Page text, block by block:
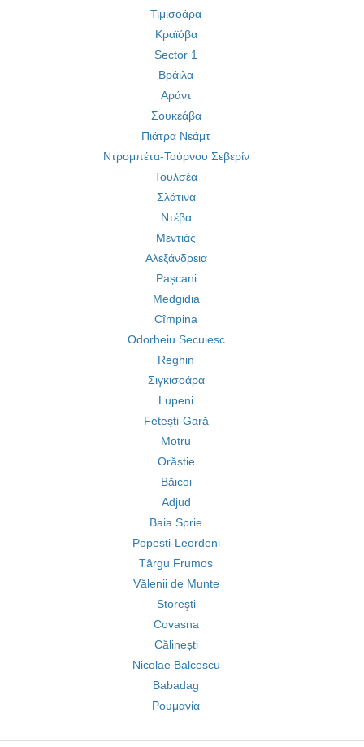
Τιμισοάρα
Κραϊόβα
Sector 1
Βράιλα
Αράντ
Σουκεάβα
Πιάτρα Νεάμτ
Ντρομπέτα-Τούρνου Σεβερίν
Τουλσέα
Σλάτινα
Ντέβα
Μεντιάς
Αλεξάνδρεια
Pașcani
Medgidia
Cîmpina
Odorheiu Secuiesc
Reghin
Σιγκισοάρα
Lupeni
Fetești-Gară
Motru
Orăștie
Băicoi
Adjud
Baia Sprie
Popesti-Leordeni
Târgu Frumos
Vălenii de Munte
Storeşti
Covasna
Călinești
Nicolae Balcescu
Babadag
Ρουμανία